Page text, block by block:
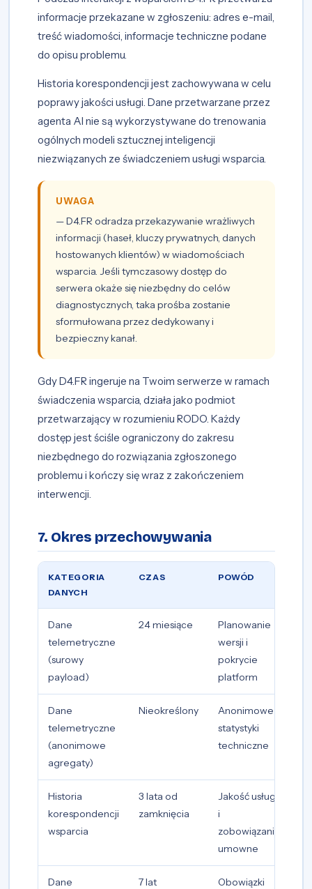
informacje przekazane w zgłoszeniu: adres e-mail,
treść wiadomości, informacje techniczne podane
do opisu problemu.
Historia korespondencji jest zachowywana w celu
poprawy jakości usługi. Dane przetwarzane przez
agenta AI nie są wykorzystywane do trenowania
ogólnych modeli sztucznej inteligencji
niezwiązanych ze świadczeniem usługi wsparcia.
UWAGA
— D4.FR odradza przekazywanie wrażliwych
informacji (haseł, kluczy prywatnych, danych
hostowanych klientów) w wiadomościach
wsparcia. Jeśli tymczasowy dostęp do
serwera okaże się niezbędny do celów
diagnostycznych, taka prośba zostanie
sformułowana przez dedykowany i
bezpieczny kanał.
Gdy D4.FR ingeruje na Twoim serwerze w ramach
świadczenia wsparcia, działa jako podmiot
przetwarzający w rozumieniu RODO. Każdy
dostęp jest ściśle ograniczony do zakresu
niezbędnego do rozwiązania zgłoszonego
problemu i kończy się wraz z zakończeniem
interwencji.
7. Okres przechowywania
KATEGORIA
DANYCH
CZAS POWÓD
Dane
telemetryczne
(surowy
payload)
24 miesiące
Planowanie
wersji i
pokrycie
platform
Dane
telemetryczne
(anonimowe
agregaty)
Nieokreślony
Anonimowe
statystyki
techniczne
Historia
korespondencji
wsparcia
3 lata od
zamknięcia
Jakość usługi
i
zobowiązania
umowne
Dane
7 lat
Obowiązki